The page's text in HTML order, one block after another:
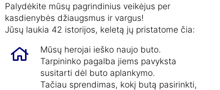
Palydėkite mūsų pagrindinius veikėjus per
kasdienybės džiaugsmus ir vargus!
Jūsų laukia 42 istorijos, keletą jų pristatome čia:
Mūsų herojai ieško naujo buto.
Tarpininko pagalba jiems pavyksta
susitarti dėl buto aplankymo.
Tačiau sprendimas, kokį butą pasirinkti,